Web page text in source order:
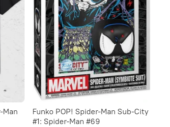
Man
Funko POP! Spider-Man Sub-City
#1: Spider-Man #69